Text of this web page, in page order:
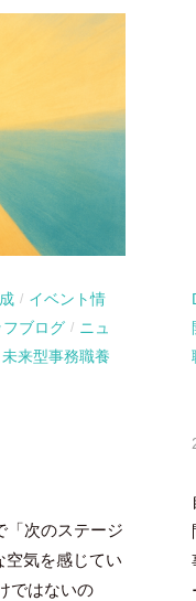
/ イベント情
フブログ / ニュ
未来型事務職養
「次のステージ
空気を感じてい
ではないの